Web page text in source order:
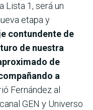
Lista 1, será un
etapa y
contundente de
de nuestra
de
a
Fernández al
GEN y Universo